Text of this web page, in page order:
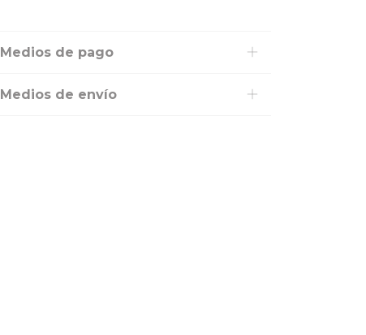
Medios de pago
Medios de envío